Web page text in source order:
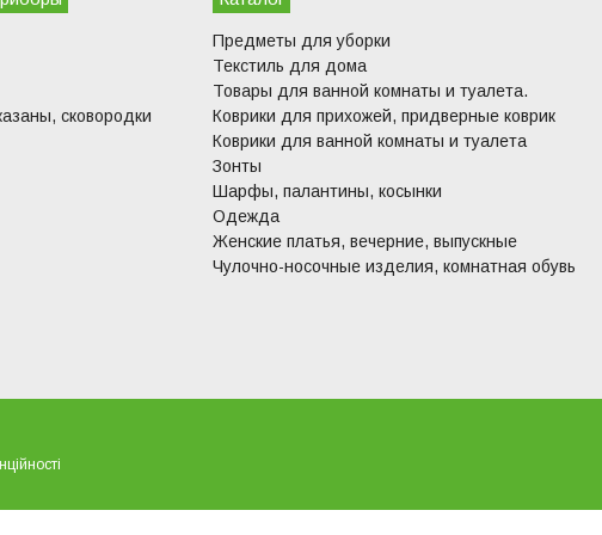
сковородки
Предметы для уборки
Текстиль для дома
Товары для ванной комнаты и туалета.
Коврики для прихожей, придверные коврик
Коврики для ванной комнаты и туалета
Зонты
Шарфы, палантины, косынки
Одежда
Женские платья, вечерние, выпускные
Чулочно-носочные изделия, комнатная обувь